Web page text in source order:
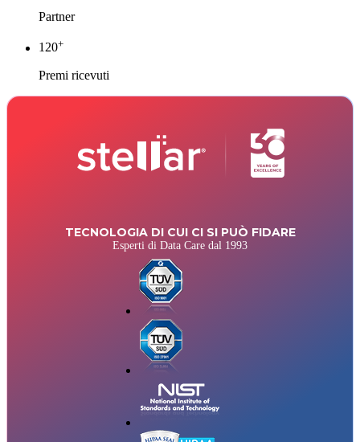
Partner
120+
Premi ricevuti
TECNOLOGIA DI CUI CI SI PUÒ FIDARE
Esperti di Data Care dal 1993